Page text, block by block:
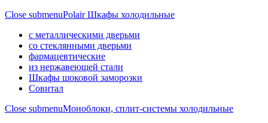
Close submenuPolair Шкафы холодильные
с металлическими дверьми
со стеклянными дверьми
фармацевтические
из нержавеющей стали
Шкафы шоковой заморозки
Совитал
Close submenuМоноблоки, сплит-системы холодильные